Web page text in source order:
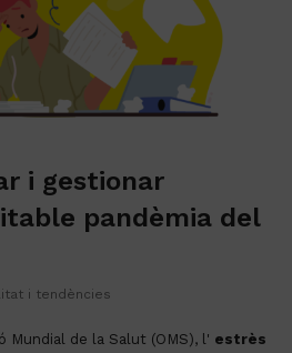
i gestionar
pandèmia del
i tendències
Mundial de la Salut (OMS), l' estrès